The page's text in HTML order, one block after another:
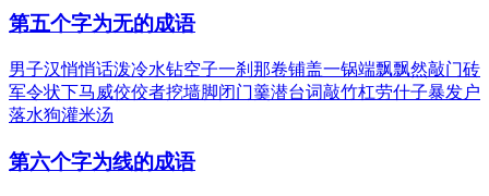
第五个字为无的成语
男子汉悄悄话泼冷水钻空子一刹那卷铺盖一锅端飘飘然敲门砖
军令状下马威佼佼者挖墙脚闭门羹潜台词敲竹杠劳什子暴发户
落水狗灌米汤
第六个字为线的成语